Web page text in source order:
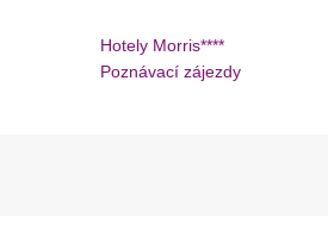
Hotely Morris****
Poznávací zájezdy